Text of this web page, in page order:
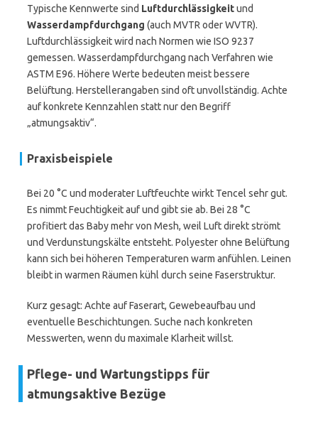
Typische Kennwerte sind Luftdurchlässigkeitund
Wasserdampfdurchgang (auch MVTR oder WVTR).
Luftdurchlässigkeit wird nach Normen wie ISO 9237
gemessen. Wasserdampfdurchgang nach Verfahren wie
ASTM E96. Höhere Werte bedeuten meist bessere
Belüftung. Herstellerangaben sind oft unvollständig. Achte
auf konkrete Kennzahlen statt nur den Begriff
„atmungsaktiv“.
Praxisbeispiele
Bei 20 °C und moderater Luftfeuchte wirkt Tencel sehr gut.
Es nimmt Feuchtigkeit auf und gibt sie ab. Bei 28 °C
profitiert das Baby mehr von Mesh, weil Luft direkt strömt
und Verdunstungskälte entsteht. Polyester ohne Belüftung
kann sich bei höheren Temperaturen warm anfühlen. Leinen
bleibt in warmen Räumen kühl durch seine Faserstruktur.
Kurz gesagt: Achte auf Faserart, Gewebeaufbau und
eventuelle Beschichtungen. Suche nach konkreten
Messwerten, wenn du maximale Klarheit willst.
Pflege- und Wartungstipps für
atmungsaktive Bezüge